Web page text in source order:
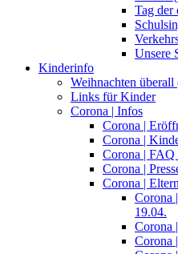
Tag der
Unsere
Kinderinfo
Weihnachten überall
Links für Kinder
Corona | Infos
Corona |
Corona |
Corona |
Corona |
Corona |
Corona
19.04.
Corona
Corona